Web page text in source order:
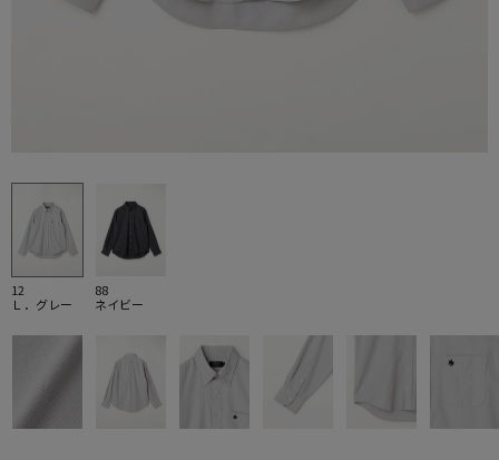
12
Ｌ．グレー
88
ネイビー